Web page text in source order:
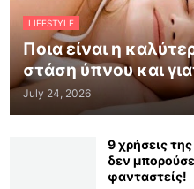
LIFESTYLE
Ποια είναι η
στάση ύπνου και
July 24, 2026
9 χρήσεις
δεν
φανταστείς!